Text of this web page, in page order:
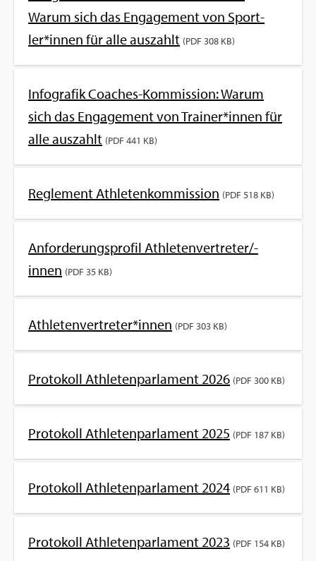
Warum sich das En­ga­ge­ment von Sport­
ler*innen für alle aus­zahlt (PDF 308 KB)
In­fo­gra­fik Coa­ches-Kom­mis­si­on: Warum
sich das En­ga­ge­ment von Trai­ner*innen für
alle aus­zahlt (PDF 441 KB)
Re­gle­ment Ath­le­ten­kom­mis­si­on (PDF 518 KB)
An­for­de­rungs­pro­fil Ath­le­ten­ver­tre­ter/-
innen (PDF 35 KB)
Ath­le­ten­ver­tre­ter*innen (PDF 303 KB)
Pro­to­koll Ath­le­ten­par­la­ment 2026 (PDF 300 KB)
Pro­to­koll Ath­le­ten­par­la­ment 2025 (PDF 187 KB)
Pro­to­koll Ath­le­ten­par­la­ment 2024 (PDF 611 KB)
Pro­to­koll Ath­le­ten­par­la­ment 2023 (PDF 154 KB)